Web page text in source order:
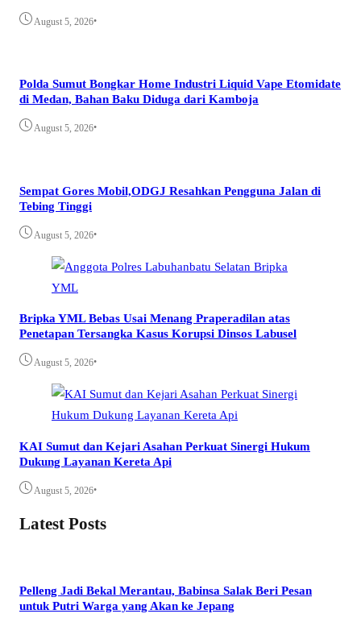
August 5, 2026•
Polda Sumut Bongkar Home Industri Liquid Vape Etomidate
di Medan, Bahan Baku Diduga dari Kamboja
August 5, 2026•
Sempat Gores Mobil,ODGJ Resahkan Pengguna Jalan di
Tebing Tinggi
August 5, 2026•
Bripka YML Bebas Usai Menang Praperadilan atas
Penetapan Tersangka Kasus Korupsi Dinsos Labusel
August 5, 2026•
KAI Sumut dan Kejari Asahan Perkuat Sinergi Hukum
Dukung Layanan Kereta Api
August 5, 2026•
Latest Posts
Pelleng Jadi Bekal Merantau, Babinsa Salak Beri Pesan
untuk Putri Warga yang Akan ke Jepang